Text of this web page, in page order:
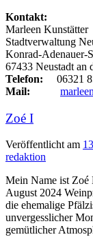
Kontakt:
Marleen Kunstätter
Stadtverwaltung
Konrad-Adenauer-
67433 Neustadt an
Telefon: 06321
Mail:
Zoé I
Veröffentlicht am
redaktion
Mein Name ist Zoé
August 2024
die ehemalige
unvergesslicher
gemütlicher